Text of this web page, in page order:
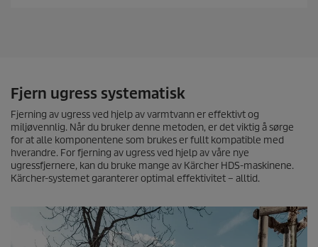
.
Fjern ugress systematisk
Fjerning av ugress ved hjelp av varmtvann er effektivt og
miljøvennlig. Når du bruker denne metoden, er det viktig å sørge
for at alle komponentene som brukes er fullt kompatible med
hverandre. For fjerning av ugress ved hjelp av våre nye
ugressfjernere, kan du bruke mange av Kärcher HDS-maskinene.
Kärcher-systemet garanterer optimal effektivitet – alltid.